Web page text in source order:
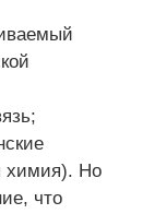
химия). Но
что